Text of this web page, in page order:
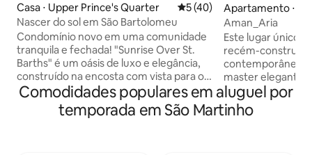
Casa ⋅ Upper Prince's Quarter 5 de uma avaliação média
5 (40)
Nascer do sol em São Bartolomeu
Condomínio novo em uma comunidade
tranquila e fechada! "Sunrise Over St.
Barths" é um oásis de luxo e elegância,
construído na encosta com vista para o
Oceano Atlântico e St Barth. Aproveite o
nascer do sol todas as manhãs nesta
propriedade moderna composta por 2
Apartamento ⋅
e's Quarter
Aman_Aria
Este lugar único
recém-
contemporâneo
master
próprio banheiro
espaçosa área
conectada a
Comodidades populares em aluguel por
temporada em São Martinho